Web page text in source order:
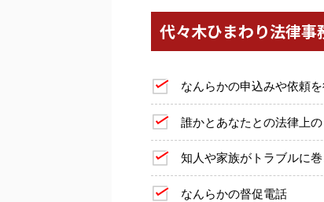
代々木ひまわり法律事
なんらかの申込みや依頼
誰かとあなたとの法律上
知人や家族がトラブルに
なんらかの督促電話